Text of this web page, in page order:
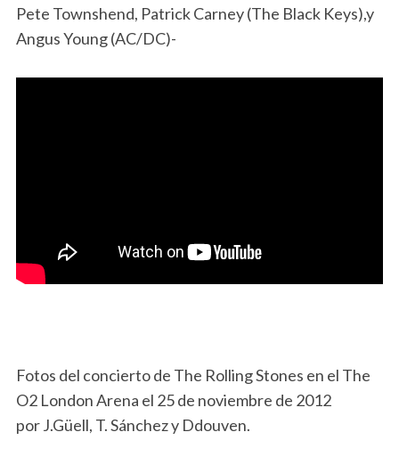
Pete Townshend, Patrick Carney (The Black Keys),y
Angus Young (AC/DC)-
Fotos del concierto de The Rolling Stones en el The
O2 London Arena el 25 de noviembre de 2012
por J.Güell, T. Sánchez y Ddouven.